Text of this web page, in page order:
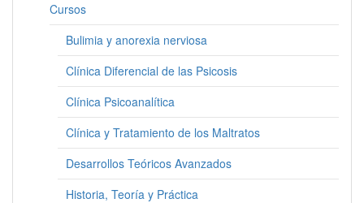
Cursos
Bulimia y anorexia nerviosa
Clínica Diferencial de las Psicosis
Clínica Psicoanalítica
Clínica y Tratamiento de los Maltratos
Desarrollos Teóricos Avanzados
Historia, Teoría y Práctica